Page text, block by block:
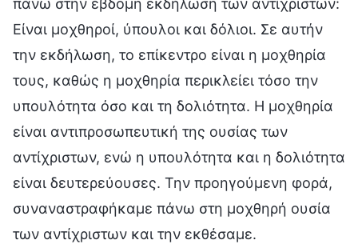
Είναι μοχθηροί, ύπουλοι και δόλιοι. Σε αυτήν
την εκδήλωση, το επίκεντρο είναι η μοχθηρία
τους, καθώς η μοχθηρία περικλείει τόσο την
υπουλότητα όσο και τη δολιότητα. Η μοχθηρία
είναι αντιπροσωπευτική της ουσίας των
αντίχριστων, ενώ η υπουλότητα και η δολιότητα
είναι δευτερεύουσες. Την προηγούμενη φορά,
συναναστραφήκαμε πάνω στη μοχθηρή ουσία
των αντίχριστων και την εκθέσαμε.